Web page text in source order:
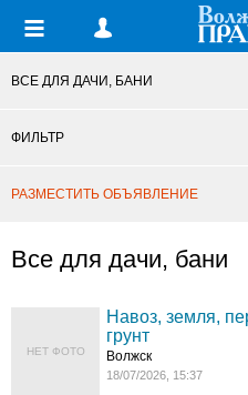
ВСЕ ДЛЯ ДАЧИ, БАНИ
ФИЛЬТР
РАЗМЕСТИТЬ ОБЪЯВЛЕНИЕ
Все для дачи, бани
НЕТ ФОТО
Навоз, земля,
грунт
Волжск
18/07/2026, 15:37